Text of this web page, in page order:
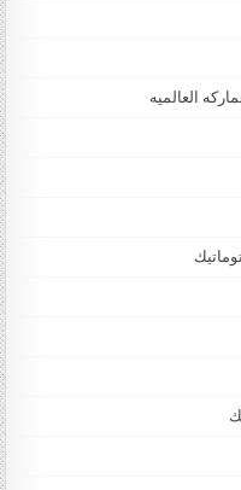
العالميه